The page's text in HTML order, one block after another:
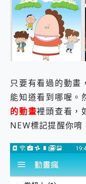
只要有看過的動畫
能知道看到哪喔。
的動畫裡頭查看，
NEW標記提醒你唷